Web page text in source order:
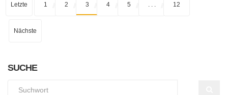
Letzte 1 2 3 4 5 12
Nächste
SUCHE